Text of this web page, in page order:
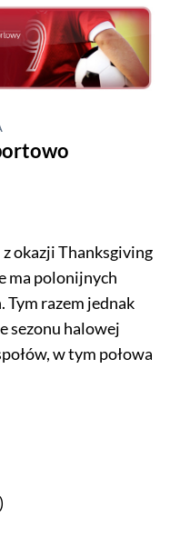
okazji Thanksgiving
ma polonijnych
razem jednak
sezonu halowej
w tym połowa